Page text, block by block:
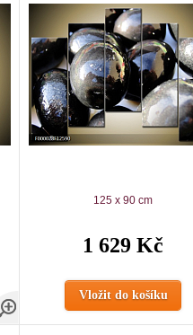
125 x 90 cm
1 629 Kč
Vložit do košíku